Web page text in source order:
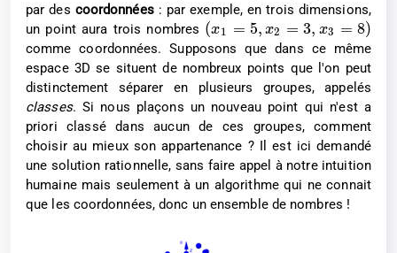
par des coordonnées: par exemple, en trois dimensions,
un point aura trois nombres (x1 = 5, x2 = 3, x3 = 8)
comme coordonnées. Supposons que dans ce même
espace 3D se situent de nombreux points que l'on peut
distinctement séparer en plusieurs groupes, appelés
classes. Si nous plaçons un nouveau point qui n'est a
priori classé dans aucun de ces groupes, comment
choisir au mieux son appartenance ? Il est ici demandé
une solution rationnelle, sans faire appel à notre intuition
humaine mais seulement à un algorithme qui ne connait
que les coordonnées, donc un ensemble de nombres !